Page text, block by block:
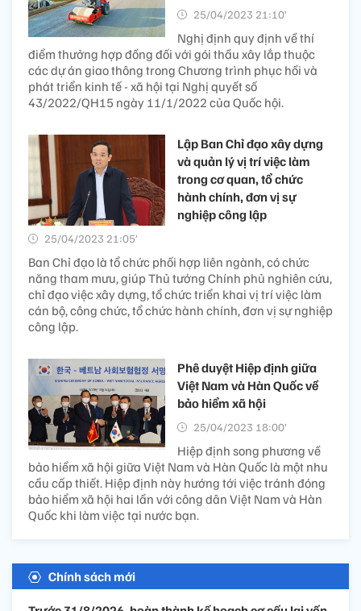
25/04/2023 21:10’
Nghị định quy định về thí
điểm thưởng hợp đồng đối với gói thầu xây lắp thuộc
các dự án giao thông trong Chương trình phục hồi và
phát triển kinh tế - xã hội tại Nghị quyết số
43/2022/QH15 ngày 11/1/2022 của Quốc hội.
Lập Ban Chỉ đạo xây dựng
và quản lý vị trí việc làm
trong cơ quan, tổ chức
hành chính, đơn vị sự
nghiệp công lập
25/04/2023 21:05’
Ban Chỉ đạo là tổ chức phối hợp liên ngành, có chức
năng tham mưu, giúp Thủ tướng Chính phủ nghiên cứu,
chỉ đạo việc xây dựng, tổ chức triển khai vị trí việc làm
cán bộ, công chức, tổ chức hành chính, đơn vị sự nghiệp
công lập.
Phê duyệt Hiệp định giữa
Việt Nam và Hàn Quốc về
bảo hiểm xã hội
25/04/2023 18:00’
Hiệp định song phương về
bảo hiểm xã hội giữa Việt Nam và Hàn Quốc là một nhu
cầu cấp thiết. Hiệp định này hướng tới việc tránh đóng
bảo hiểm xã hội hai lần với công dân Việt Nam và Hàn
Quốc khi làm việc tại nước bạn.
Chính sách mới